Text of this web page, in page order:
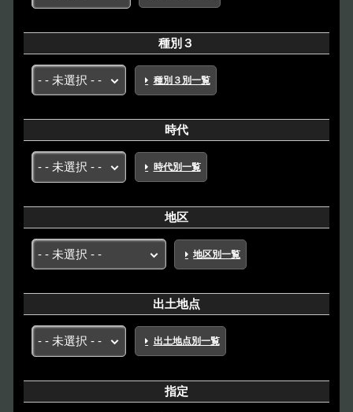
種別３
種別３別一覧
時代
時代別一覧
地区
地区別一覧
出土地点
出土地点別一覧
指定